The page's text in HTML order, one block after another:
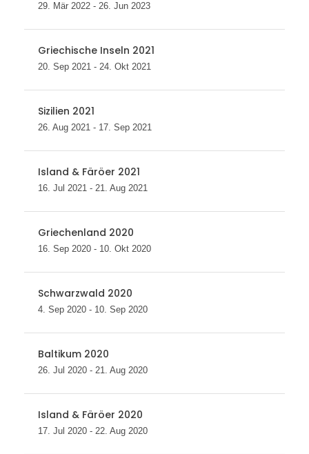
29. Mär 2022 - 26. Jun 2023
Griechische Inseln 2021
20. Sep 2021 - 24. Okt 2021
Sizilien 2021
26. Aug 2021 - 17. Sep 2021
Island & Färöer 2021
16. Jul 2021 - 21. Aug 2021
Griechenland 2020
16. Sep 2020 - 10. Okt 2020
Schwarzwald 2020
4. Sep 2020 - 10. Sep 2020
Baltikum 2020
26. Jul 2020 - 21. Aug 2020
Island & Färöer 2020
17. Jul 2020 - 22. Aug 2020